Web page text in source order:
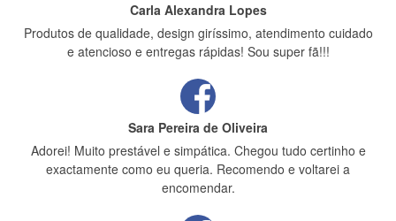
Carla Alexandra Lopes
Produtos de qualidade, design giríssimo, atendimento cuidado
e atencioso e entregas rápidas! Sou super fã!!!
Sara Pereira de Oliveira
Adorei! Muito prestável e simpática. Chegou tudo certinho e
exactamente como eu queria. Recomendo e voltarei a
encomendar.